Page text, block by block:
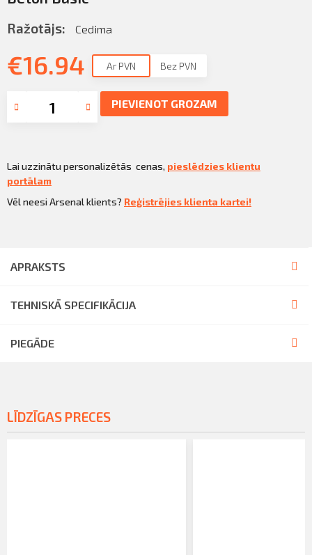
KLIENTU PORTĀLS
KĻŪT PAR KLIENTU
Iziet
Ražotājs: Cedima
€16.94 Ar PVN Bez PVN
PIEVIENOT GROZAM
Lai uzzinātu personalizētās cenas, pieslēdzies klientu
portālam
Vēl neesi Arsenal klients? Reģistrējies klienta kartei!
APRAKSTS
TEHNISKĀ SPECIFIKĀCIJA
PIEGĀDE
LĪDZĪGAS PRECES